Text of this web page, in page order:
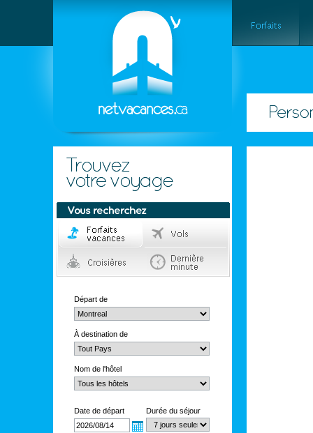
Départ de
À destination de
Nom de l'hôtel
Date de départ Durée du séjour